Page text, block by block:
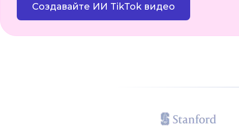
Создавайте ИИ TikTok видео